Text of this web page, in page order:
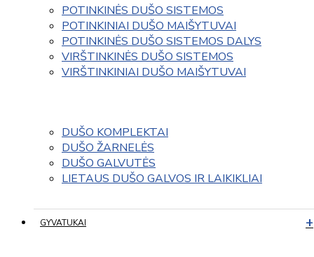
POTINKINĖS DUŠO SISTEMOS
POTINKINIAI DUŠO MAIŠYTUVAI
POTINKINĖS DUŠO SISTEMOS DALYS
VIRŠTINKINĖS DUŠO SISTEMOS
VIRŠTINKINIAI DUŠO MAIŠYTUVAI
DUŠO KOMPLEKTAI
DUŠO ŽARNELĖS
DUŠO GALVUTĖS
LIETAUS DUŠO GALVOS IR LAIKIKLIAI
GYVATUKAI